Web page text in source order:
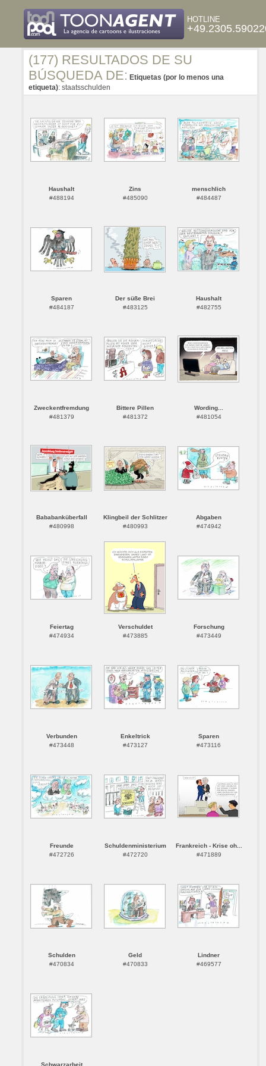
HOTLINE
(177) RESULTADOS DE SU
BÚSQUEDA DE: Etiquetas (por lo menos una
etiqueta): staatsschulden
Haushalt
#488194
Zins
#485090
menschlich
#484487
Sparen
#484187
Der süße Brei
#483125
Haushalt
#482755
Zweckentfremdung
#481379
Bittere Pillen
#481372
Wording...
#481054
Bababanküberfall
#480998
Klingbeil der Schlitzer
#480993
Abgaben
#474942
Feiertag
#474934
Verschuldet
#473885
Forschung
#473449
Verbunden
#473448
Enkeltrick
#473127
Sparen
#473116
Freunde
#472726
Schuldenministerium
#472720
Frankreich - Krise oh...
#471889
Schulden
#470834
Geld
#470833
Lindner
#469577
Schwarzarbeit